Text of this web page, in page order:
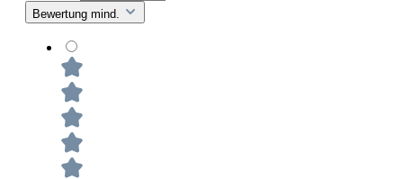
Bewertung mind.